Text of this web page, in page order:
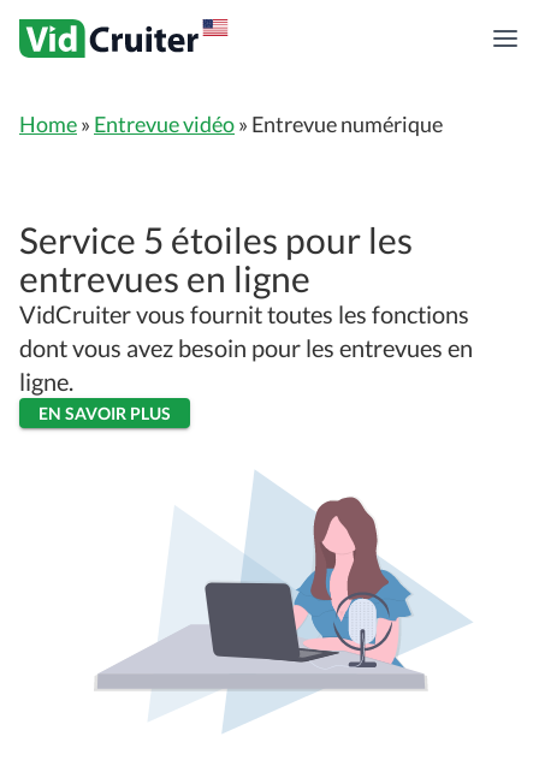
Home» Entrevue vidéo» Entrevue numérique
Service 5 étoiles pour les
entrevues en ligne
VidCruiter vous fournit toutes les fonctions
dont vous avez besoin pour les entrevues en
ligne.
EN SAVOIR PLUS